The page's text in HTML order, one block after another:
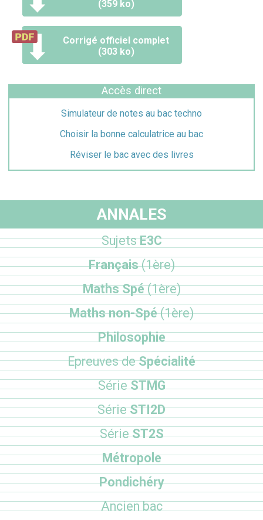
(359 ko)
Corrigé officiel complet
(303 ko)
Accès direct
Simulateur de notes au bac techno
Choisir la bonne calculatrice au bac
Réviser le bac avec des livres
ANNALES
SujetsE3C
Français(1ère)
Maths Spé(1ère)
Maths non-Spé(1ère)
Philosophie
Epreuves deSpécialité
SérieSTMG
SérieSTI2D
SérieST2S
Métropole
Pondichéry
Ancien bac